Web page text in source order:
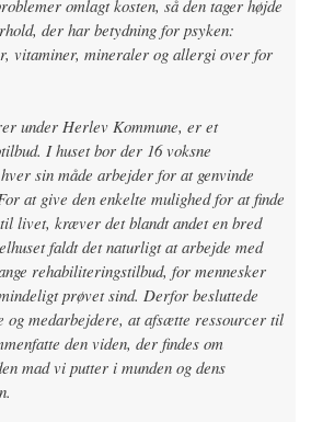
omlagt kosten, så den tager højde
der har betydning for psyken:
vitaminer, mineraler og allergi over for
under Herlev Kommune, er et
I huset bor der 16 voksne
sin måde arbejder for at genvinde
at give den enkelte mulighed for at finde
livet, kræver det blandt andet en bred
faldt det naturligt at arbejde med
rehabiliteringstilbud, for mennesker
prøvet sind. Derfor besluttede
og medarbejdere, at afsætte ressourcer til
den viden, der findes om
mad vi putter i munden og dens